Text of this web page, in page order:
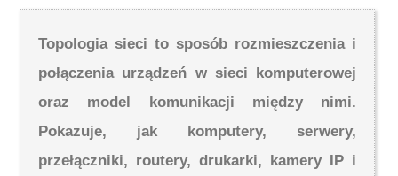
Topologia sieci to sposób rozmieszczenia i
połączenia urządzeń w sieci komputerowej
oraz model komunikacji między nimi.
Pokazuje, jak komputery, serwery,
przełączniki, routery, drukarki, kamery IP i